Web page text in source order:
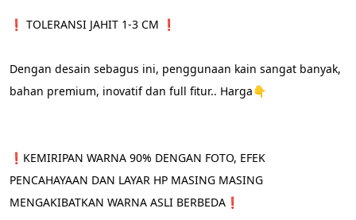
❗️ TOLERANSI JAHIT 1-3 CM ❗️
Dengan desain sebagus ini, penggunaan kain sangat banyak,
bahan premium, inovatif dan full fitur.. Harga👇
❗️KEMIRIPAN WARNA 90% DENGAN FOTO, EFEK
PENCAHAYAAN DAN LAYAR HP MASING MASING
MENGAKIBATKAN WARNA ASLI BERBEDA❗️